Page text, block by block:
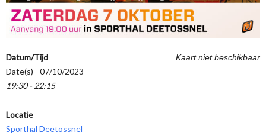
Kaart niet beschikbaar
Datum/Tijd
Date(s) - 07/10/2023
19:30 - 22:15
Locatie
Sporthal Deetossnel